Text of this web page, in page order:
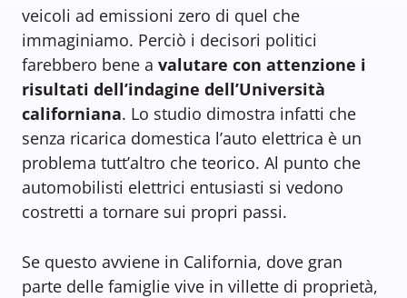
veicoli ad emissioni zero di quel che
immaginiamo. Perciò i decisori politici
farebbero bene a valutare con attenzione i
risultati dell’indagine dell’Università
californiana. Lo studio dimostra infatti che
senza ricarica domestica l’auto elettrica è un
problema tutt’altro che teorico. Al punto che
automobilisti elettrici entusiasti si vedono
costretti a tornare sui propri passi.
Se questo avviene in California, dove gran
parte delle famiglie vive in villette di proprietà,